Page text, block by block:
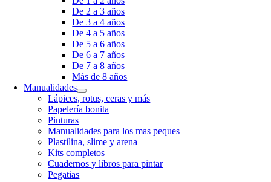
De 2 a 3 años
De 3 a 4 años
De 4 a 5 años
De 5 a 6 años
De 6 a 7 años
De 7 a 8 años
Más de 8 años
Manualidades
Lápices, rotus, ceras y más
Papelería bonita
Pinturas
Manualidades para los mas peques
Plastilina, slime y arena
Kits completos
Cuadernos y libros para pintar
Pegatias